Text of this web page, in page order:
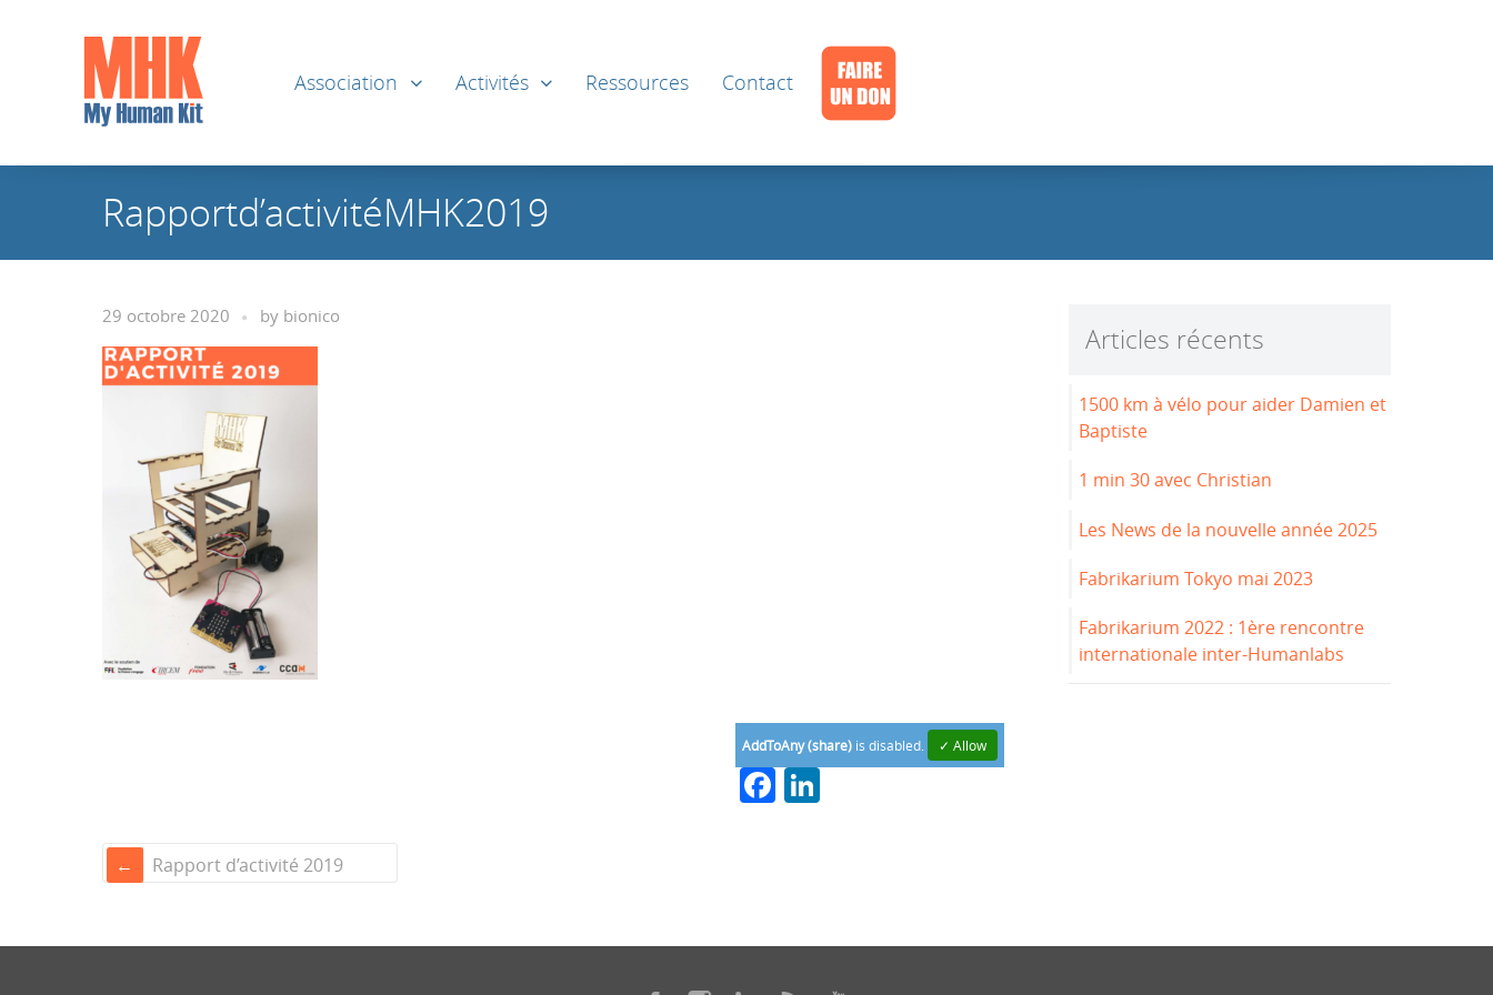
Association Activités Ressources Contact
Rapportd’activitéMHK2019
29 octobre 2020 by bionico
AddToAny (share) is disabled. ✓ Allow
Facebook
Rapport d’activité 2019
Articles récents
1500 km à vélo pour aider Damien et
Baptiste
1 min 30 avec Christian
Les News de la nouvelle année 2025
Fabrikarium Tokyo mai 2023
Fabrikarium 2022 : 1ère rencontre
internationale inter-Humanlabs